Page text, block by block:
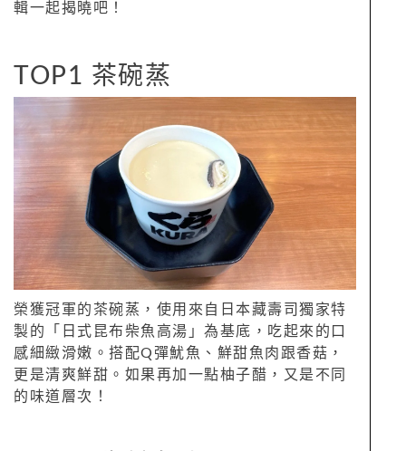
輯一起揭曉吧！
TOP1 茶碗蒸
榮獲冠軍的茶碗蒸，使用來自日本藏壽司獨家特
製的「日式昆布柴魚高湯」為基底，吃起來的口
感細緻滑嫩。搭配Q彈魷魚、鮮甜魚肉跟香菇，
更是清爽鮮甜。如果再加一點柚子醋，又是不同
的味道層次！